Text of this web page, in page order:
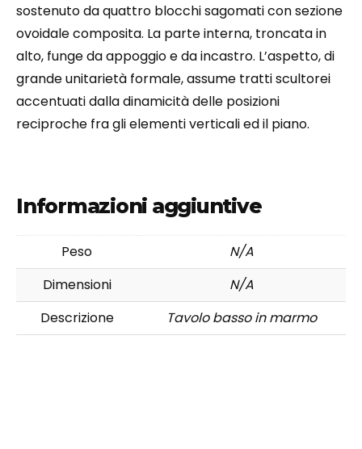
sostenuto da quattro blocchi sagomati con sezione
ovoidale composita. La parte interna, troncata in
alto, funge da appoggio e da incastro. L’aspetto, di
grande unitarietà formale, assume tratti scultorei
accentuati dalla dinamicità delle posizioni
reciproche fra gli elementi verticali ed il piano.
Informazioni aggiuntive
Peso
N/A
Dimensioni
N/A
Descrizione
Tavolo basso in marmo